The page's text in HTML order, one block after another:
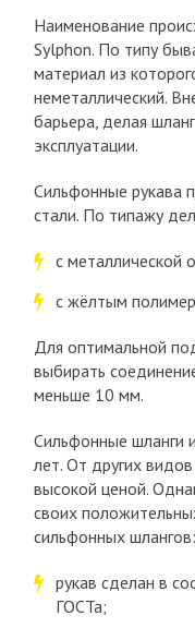
Наименование
Sylphon. По типу
материал из
неметаллический.
барьера, делая
эксплуатации.
Сильфонные рукава
стали. По типажу
с металлической
с жёлтым
Для оптимальной
выбирать
меньше 10 мм.
Сильфонные шланги
лет. От других
высокой ценой.
своих
сильфонных шлангов:
рукав сделан в
ГОСТа;